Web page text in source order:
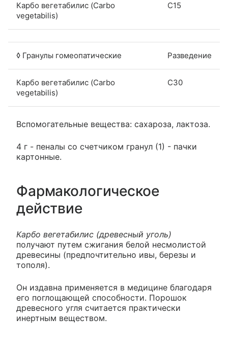
Карбо вегетабилис (Carbo
vegetabilis)
C15
◊ Гранулы гомеопатические Разведение
Карбо вегетабилис (Carbo
vegetabilis)
C30
Вспомогательные вещества: сахароза, лактоза.
4 г - пеналы со счетчиком гранул (1) - пачки
картонные.
Фармакологическое
действие
Карбо вегетабилис (древесный уголь)
получают путем сжигания белой несмолистой
древесины (предпочтительно ивы, березы и
тополя).
Он издавна применяется в медицине благодаря
его поглощающей способности. Порошок
древесного угля считается практически
инертным веществом.